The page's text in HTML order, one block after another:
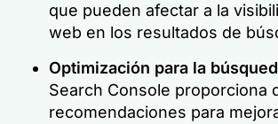
que pueden afectar a la
web en los resultados de
Optimización para la
Search Console proporciona
recomendaciones para